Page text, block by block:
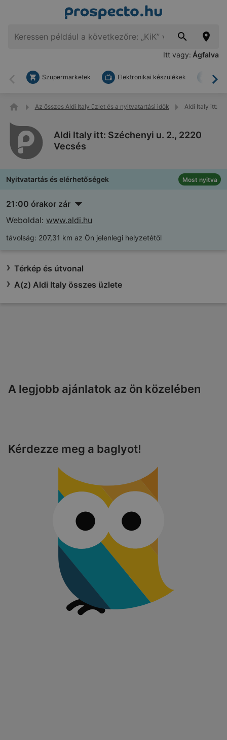
Itt vagy: Ágfalva
Vissza
Szupermarketek Elektronikai készülékek
Az összes Aldi Italy üzlet és a nyitvatartási idők Aldi Italy itt:
Aldi Italy itt: Széchenyi u. 2., 2220
Vecsés
Nyitvatartás és elérhetőségek Most nyitva
21:00 órakor zár
Weboldal: www.aldi.hu
távolság: 207,31 km az Ön jelenlegi helyzetétől
Térkép és útvonal
A(z) Aldi Italy összes üzlete
A legjobb ajánlatok az ön közelében
Kérdezze meg a baglyot!